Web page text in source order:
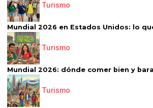
Turismo
Mundial 2026 en Estados Unidos: lo
Turismo
Mundial 2026: dónde comer bien y
Turismo